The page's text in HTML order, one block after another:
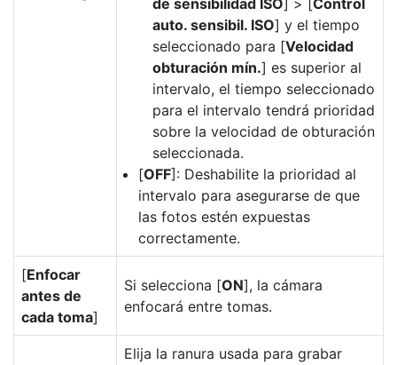
de sensibilidad ISO] > [Control
auto. sensibil. ISO] y el tiempo
seleccionado para [Velocidad
obturación mín.] es superior al
intervalo, el tiempo seleccionado
para el intervalo tendrá prioridad
sobre la velocidad de obturación
seleccionada.
[OFF]: Deshabilite la prioridad al
intervalo para asegurarse de que
las fotos estén expuestas
correctamente.
[Enfocar
antes de
cada toma]
Si selecciona [ON], la cámara
enfocará entre tomas.
Elija la ranura usada para grabar